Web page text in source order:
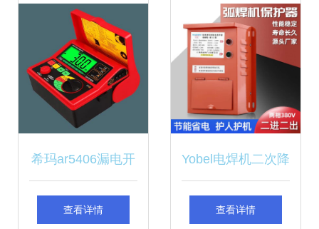
器详解与工业应用
希玛ar5406漏电开
关测试仪数字 漏电
查看详情
Yobel电焊机二次降
压防触电保护器 安
查看详情